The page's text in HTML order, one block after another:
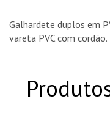
Galhardete duplos em
vareta PVC com cordão.